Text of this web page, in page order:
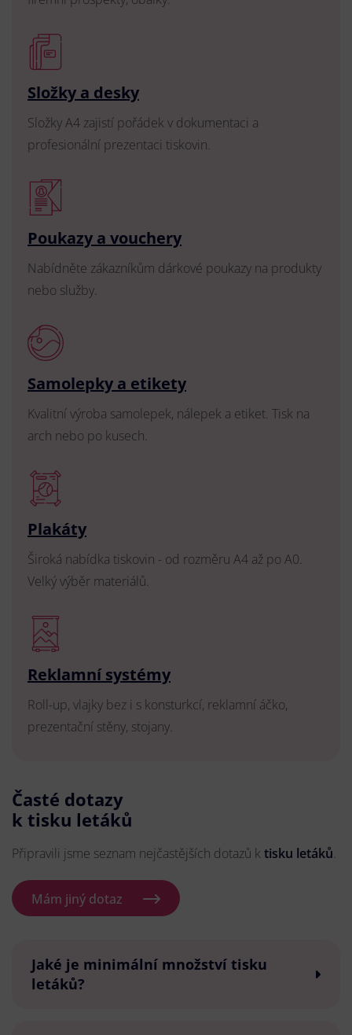
Složky a desky
Složky A4 zajistí pořádek v dokumentaci a
profesionální prezentaci tiskovin.
Poukazy a vouchery
Nabídněte zákazníkům dárkové poukazy na produkty
nebo služby.
Samolepky a etikety
Kvalitní výroba samolepek, nálepek a etiket. Tisk na
arch nebo po kusech.
Plakáty
Široká nabídka tiskovin - od rozměru A4 až po A0.
Velký výběr materiálů.
Reklamní systémy
Roll-up, vlajky bez i s konsturkcí, reklamní áčko,
prezentační stěny, stojany.
Časté dotazy
k tisku letáků
Připravili jsme seznam nejčastějších dotazů k tisku letáků.
Mám jiný dotaz
Jaké je minimální množství tisku
letáků?